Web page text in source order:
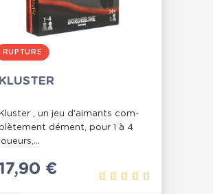
RUPTURE
KLUSTER
Kluster , un jeu d'ai­mants com­
plè­te­ment dément, pour 1 à 4
joueurs,...
€